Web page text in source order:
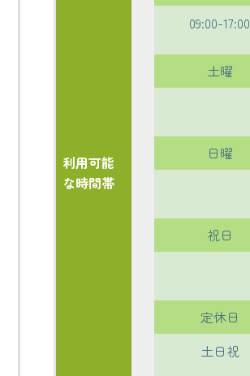
利用可能
な時間帯
09:00-17:00
土曜
日曜
祝日
定休日
土日祝